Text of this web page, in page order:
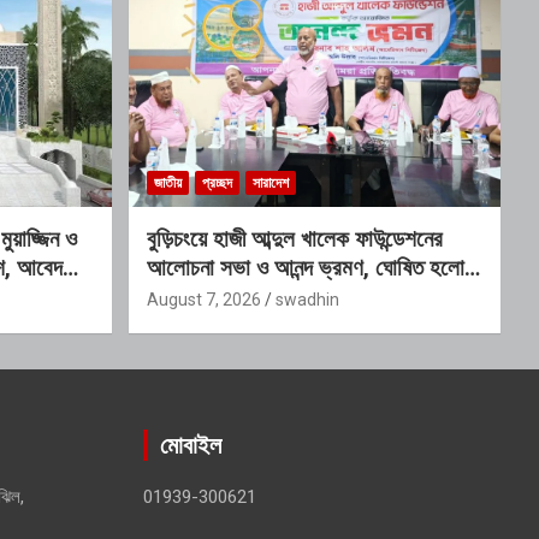
ও
আবেদনের
জাতীয় প্রচ্ছদ সারাদেশ
বুড়িচংয়ে হাজী আব্দুল খালেক ফাউন্ডেশনের
আলোচনা সভা ও আনন্দ ভ্রমণ, ঘোষিত হলো
নতুন কার্যনির্বাহী কমিটি
August 7, 2026 swadhin
মোবাইল
01939-300621